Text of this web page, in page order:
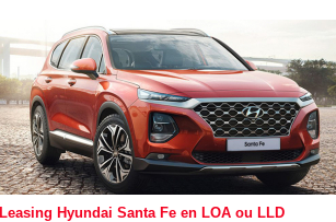
Leasing Hyundai Santa Fe en LOA ou LLD